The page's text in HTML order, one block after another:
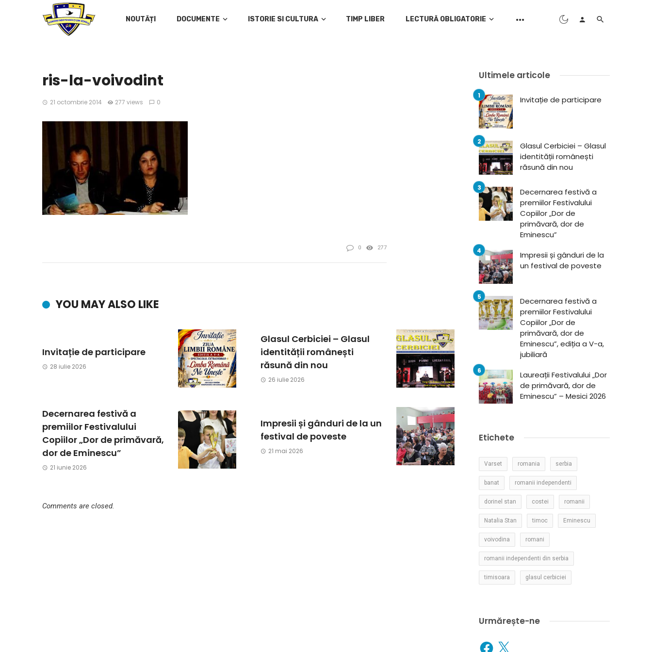
NOUTĂȚI DOCUMENTE ISTORIE SI CULTURA TIMP LIBER LECTURĂ OBLIGATORIE
ris-la-voivodint
21 octombrie 2014 277 views 0
0 277
YOU MAY ALSO LIKE
Invitație de participare
28 iulie 2026
Glasul Cerbiciei – Glasul
identității românești
răsună din nou
26 iulie 2026
Decernarea festivă a
premiilor Festivalului
Copiilor „Dor de primăvară,
dor de Eminescu”
21 iunie 2026
Impresii și gânduri de la un
festival de poveste
21 mai 2026
Comments are closed.
Ultimele articole
Invitație de participare
Glasul Cerbiciei – Glasul
identității românești
răsună din nou
Decernarea festivă a
premiilor Festivalului
Copiilor „Dor de
primăvară, dor de
Eminescu”
Impresii și gânduri de la
un festival de poveste
Decernarea festivă a
premiilor Festivalului
Copiilor „Dor de
primăvară, dor de
Eminescu”, ediția a V-a,
jubiliară
Laureații Festivalului „Dor
de primăvară, dor de
Eminescu” – Mesici 2026
Etichete
Varset romania serbia
banat romanii independenti
dorinel stan costei romanii
Natalia Stan timoc Eminescu
voivodina romani
romanii independenti din serbia
timisoara glasul cerbiciei
Urmărește-ne
Facebook
X